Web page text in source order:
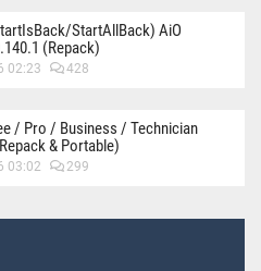
StartAllBack) AiO
(Repack)
02:23 428
/ Pro / Business / Technician
& Portable)
03:02 299